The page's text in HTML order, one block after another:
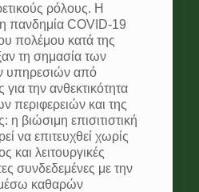
ρόλους. Η
η πανδημία COVID-19
πολέμου κατά της
τη σημασία των
υπηρεσιών από
για την ανθεκτικότητα
περιφερειών και της
βιώσιμη επισιτιστική
να επιτευχθεί χωρίς
και λειτουργικές
συνδεδεμένες με την
καθαρών